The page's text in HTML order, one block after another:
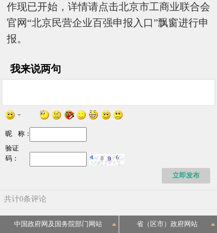
作现已开始，详情请点击北京市工商业联合会
官网“北京民营企业百强申报入口”飘窗进行申
报。
我来说两句
昵 称：
验证
码：
立即发布
中国政府网及国务院部门网站 省（区市）政府网站